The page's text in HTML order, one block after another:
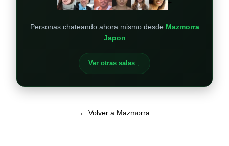
Personas chateando ahora mismo desde Mazmorra
Japon
Ver otras salas ↓
← Volver a Mazmorra